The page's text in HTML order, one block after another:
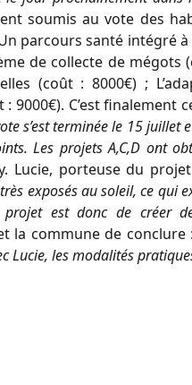
soumis au vote des
parcours santé intégré
de collecte de mégots
(coût : 8000€) ;
: 9000€). C’est
s’est terminée le 15
Les projets A,C,D ont
Lucie, porteuse du
exposés au soleil, ce qui
est donc de créer
la commune de conclure
Lucie, les modalités